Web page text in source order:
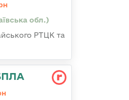
обл.)
РТЦК та